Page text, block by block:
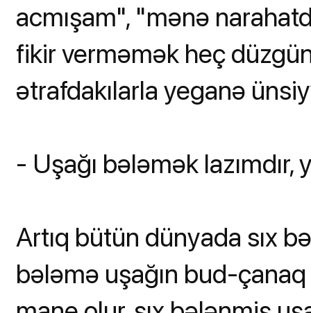
acmışam", "mənə
fikir verməmək heç
ətrafdakılarla yeganə
- Uşağı bələmək
Artıq bütün dünyada sıx
bələmə uşağın bud-çanaq